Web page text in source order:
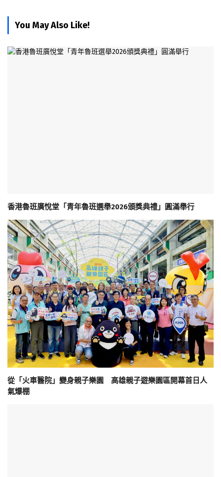
You May Also Like!
香港魯班廣悅堂「青年魯班選舉2026頒獎典禮」圓滿舉行
從「火車醫院」變身親子樂園 高雄親子遊樂園區開幕首日人
氣爆棚